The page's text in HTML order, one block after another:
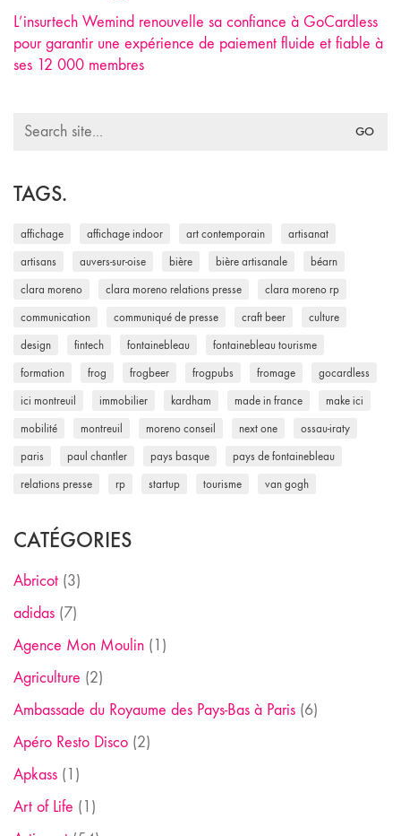
L’insurtech Wemind renouvelle sa confiance à GoCardless
pour garantir une expérience de paiement fluide et fiable à
ses 12 000 membres
Search
TAGS.
affichage affichage indoor art contemporain artisanat
artisans auvers-sur-oise bière bière artisanale béarn
clara moreno clara moreno relations presse clara moreno rp
communication communiqué de presse craft beer culture
design fintech fontainebleau fontainebleau tourisme
formation frog frogbeer frogpubs fromage gocardless
ici montreuil immobilier kardham made in france make ici
mobilité montreuil moreno conseil next one ossau-iraty
paris paul chantler pays basque pays de fontainebleau
relations presse rp startup tourisme van gogh
CATÉGORIES
Abricot (3)
adidas (7)
Agence Mon Moulin (1)
Agriculture (2)
Ambassade du Royaume des Pays-Bas à Paris (6)
Apéro Resto Disco (2)
Apkass (1)
Art of Life (1)